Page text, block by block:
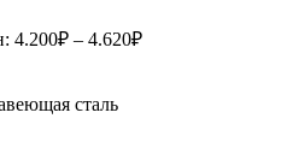
4.200₽ – 4.620₽
сталь